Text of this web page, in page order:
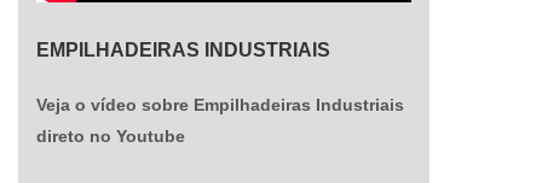
EMPILHADEIRAS INDUSTRIAIS
Veja o vídeo sobre Empilhadeiras Industriais
direto no Youtube